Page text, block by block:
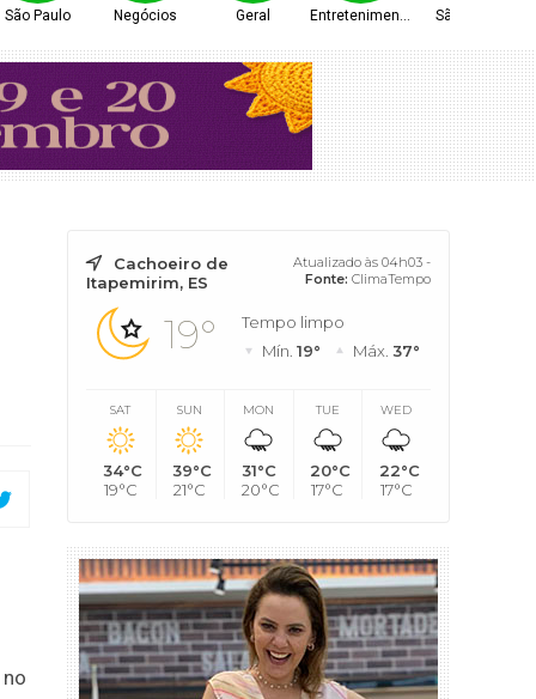
São Paulo Negócios Geral Entretenimento São Paulo
Cachoeiro de
Itapemirim, ES
Atualizado às 04h03 -
Fonte: ClimaTempo
19°
Tempo limpo
Mín. 19° Máx. 37°
SAT
34°C
19°C
SUN
39°C
21°C
MON
31°C
20°C
TUE
20°C
17°C
WED
22°C
17°C